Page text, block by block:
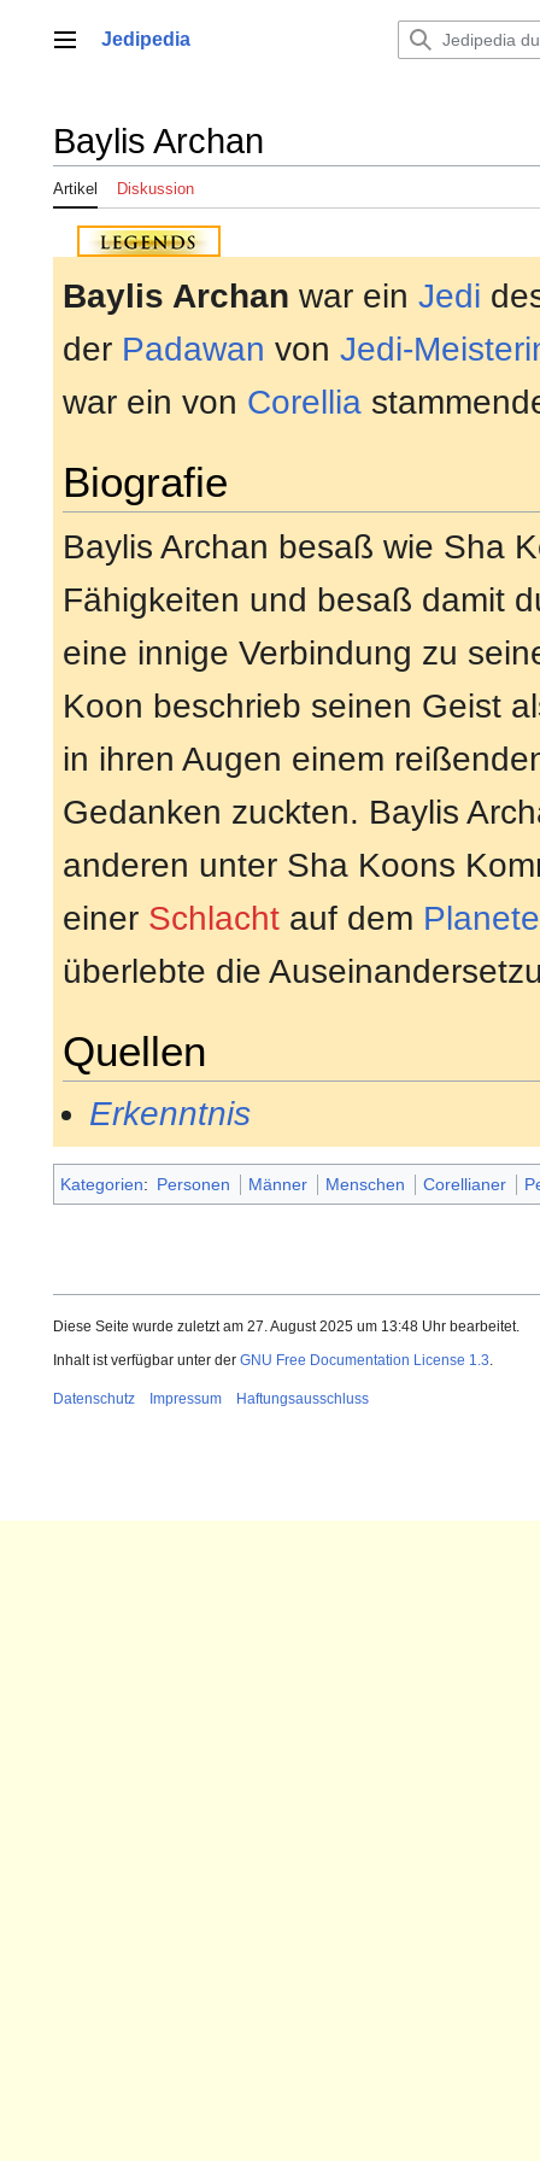
springenHauptmenü
Jedipedia
Baylis Archan
Artikel Diskussion
Baylis Archan war ein Jedi
der Padawan von Jedi-
war ein von Corellia
Biografie
Baylis Archan besaß wie Sha
Fähigkeiten und besaß damit
eine innige Verbindung zu
Koon beschrieb seinen Geist
in ihren Augen einem
Gedanken zuckten. Baylis
anderen unter Sha Koons
einer Schlacht auf dem
überlebte die
Quellen
Erkenntnis
Kategorien: Personen Männer Menschen Corellianer
Diese Seite wurde zuletzt am 27. August 2025 um 13:48 Uhr bearbeitet.
Inhalt ist verfügbar unter der GNU Free Documentation License 1.3.
Datenschutz Impressum Haftungsausschluss